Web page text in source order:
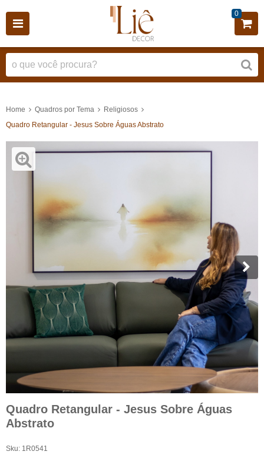
0
Home Quadros por Tema
Religiosos
Quadro Retangular - Jesus Sobre Águas Abstrato
Quadro Retangular - Jesus Sobre Águas
Abstrato
Sku: 1R0541